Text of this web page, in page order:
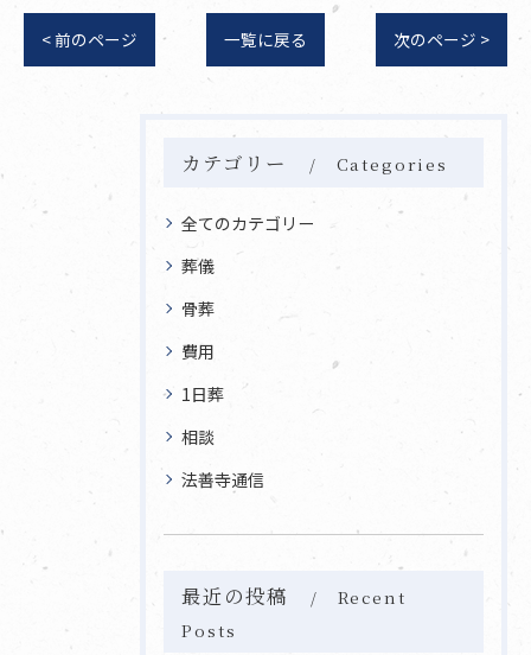
< 前のページ 一覧に戻る 次のページ >
カテゴリー Categories
全てのカテゴリー
葬儀
骨葬
費用
1日葬
相談
法善寺通信
最近の投稿
Recent
Posts